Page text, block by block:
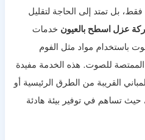
فقط، بل تمتد إلى الحاجة لتقليل
عزل اسطح بالعيون خدمات
باستخدام مواد مثل الفوم
الممتصة للصوت. هذه الخدمة مفيدة
القريبة من الطرق الرئيسية أو
حيث تساهم في توفير بيئة هادئة